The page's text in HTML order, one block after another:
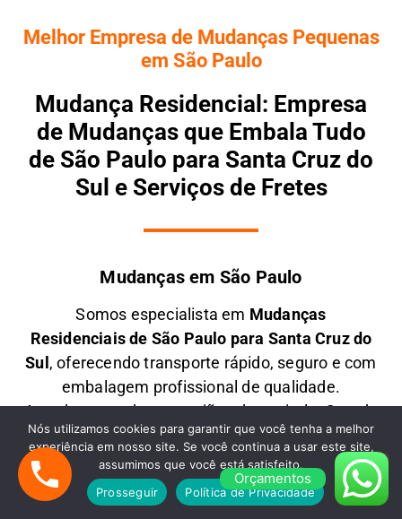
Melhor Empresa de Mudanças Pequenas
em São Paulo
Mudança Residencial: Empresa
de Mudanças que Embala Tudo
de São Paulo para Santa Cruz do
Sul e Serviços de Fretes
Mudanças em São Paulo
Somos especialista em Mudanças
Residenciaisde São Paulo para Santa Cruz do
Sul , oferecendo transporte rápido, seguro e com
embalagem profissional de qualidade.
Atendemos todas as regiões da capital e Grande
SP, garantindo pontualidade, cuidado extremo e
o melhor custo-benefício para mudanças de
todos os portes para qualquer Estado do Brasil.
Orçamentos
Nós utilizamos cookies para garantir que você tenha a melhor
experiência em nosso site. Se você continua a usar este site,
assumimos que você está satisfeito.
Prosseguir
Política de Privacidade